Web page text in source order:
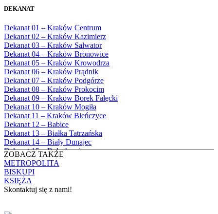
1983
1985
1986
1987
1988
1989
1990
1991
1992
1993
1994
1995
1996
1997
1998
1999
2000
2001
2002
2003
2004
Bęczarka, Parafia Matki Boskiej
Będkowice, Parafia Najświętszej Maryi
Panny Królowej
Białka Górna, Parafia Matki Bożej
Królowej Rodzin
Białka Tatrzańska, Parafia Świętych
Apostołów Szymona i Judy Tadeusza
Biały Dunajec, Parafia Matki Bożej
Królowej Aniołów
Biały Kościół, Parafia św. Mikołaja
Bibice, Parafia Matki Bożej Nieustającej
Pomocy
Bieńkówka, Parafia Przenajświętszej Trójcy
Biertowice, Parafia Matki Bożej
Różańcowej
Biórków Wielki, Parafia Wniebowzięcia
NMP
Biskupice, Parafia św. Marcina
Bobrek, Parafia Przenajświętszej Trójcy
Bodzanów, Parafia Świętych Apostołów
DEKANAT
Dekanat 01 – Kraków Centrum
Dekanat 02 – Kraków Kazimierz
Dekanat 03 – Kraków Salwator
Dekanat 04 – Kraków Bronowice
Dekanat 05 – Kraków Krowodrza
Dekanat 06 – Kraków Prądnik
Dekanat 07 – Kraków Podgórze
Dekanat 08 – Kraków Prokocim
Dekanat 09 – Kraków Borek Fałęcki
Dekanat 10 – Kraków Mogiła
Dekanat 11 – Kraków Bieńczyce
Dekanat 12 – Babice
Dekanat 13 – Białka Tatrzańska
Dekanat 14 – Biały Dunajec
Dekanat 15 – Bolechowice
Dekanat 16 – Chrzanów
Dekanat 17 – Czarny Dunajec
Dekanat 18 – Czernichów
Dekanat 19 – Dobczyce
Dekanat 20 – Jabłonka
ZOBACZ TAKŻE
METROPOLITA
BISKUPI
KSIĘŻA
Skontaktuj się z nami!